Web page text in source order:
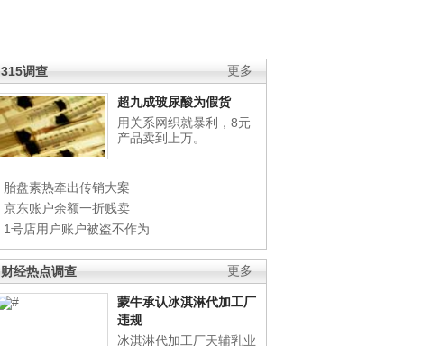
更多
315调查
超九成玻尿酸为假货
用关系网织就暴利，8元
产品卖到上万。
胎盘素热牵出传销大案
京东账户余额一折贱卖
1号店用户账户被盗不作为
更多
财经热点调查
蒙牛承认冰淇淋代加工厂
违规
冰淇淋代加工厂天辅乳业